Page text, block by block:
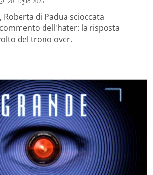
Roberta di Padua scioccata
dell'hater: la risposta
del trono over.